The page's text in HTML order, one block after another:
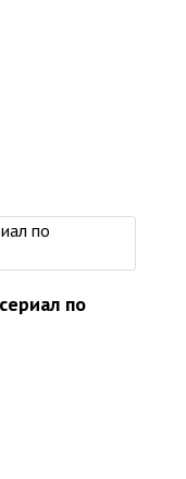
по